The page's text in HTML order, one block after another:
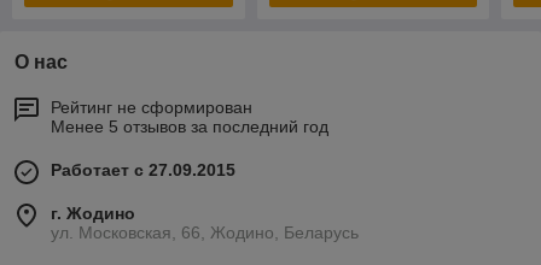
О нас
Рейтинг не сформирован
Менее 5 отзывов за последний год
Работает с 27.09.2015
г. Жодино
ул. Московская, 66, Жодино, Беларусь